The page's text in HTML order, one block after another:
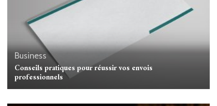
Business
Conseils pratiques pour réussir vos envois
professionnels